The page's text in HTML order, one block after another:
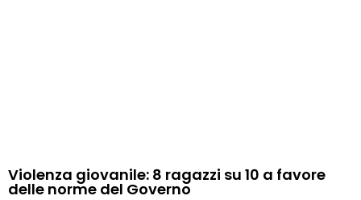
Violenza giovanile: 8 ragazzi su 10 a favore
delle norme del Governo